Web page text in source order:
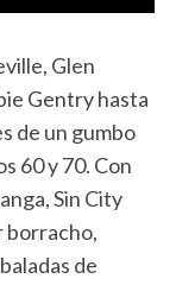
Glen
Gentry hasta
de un gumbo
60 y 70. Con
Sin City
borracho,
de